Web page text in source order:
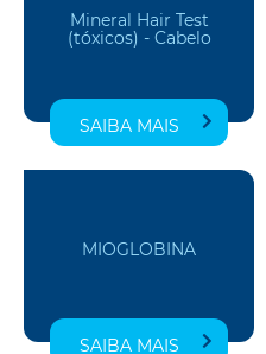
Mineral Hair Test
(tóxicos) - Cabelo
SAIBA MAIS
MIOGLOBINA
SAIBA MAIS